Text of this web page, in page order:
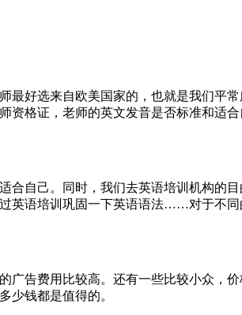
好选来自欧美国家的，也就是我们平
资格证，老师的英文发音是否标准和适
合自己。同时，我们去英语培训机构的
英语培训巩固一下英语语法……对于不
告费用比较高。还有一些比较小众，
少钱都是值得的。